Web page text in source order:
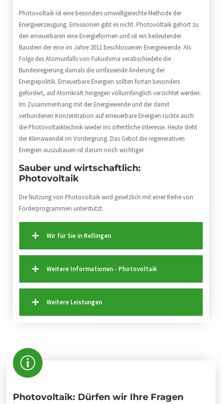
Photovoltaik ist eine besonders umweltgerechte Methode der
Energieerzeugung. Emissionen gibt es nicht. Photovoltaik gehört zu
den erneuerbaren eine Energieformen und ist ein bedeutender
Baustein der eine im Jahre 2011 beschlossenen Energiewende. Als
Folge des Atomunfalls von Fukushima verabschiedete die
Bundesregierung damals die umfassende Änderung der
Energiepolitik. Erneuerbare Energien sollten fortan besonders
gefördert, auf Atomkraft hingegen vollumfänglich verzichtet werden.
Im Zusammenhang mit der Energiewende und der damit
verbundenen Konzentration auf erneuerbare Energien rückte auch
die Photovoltaiktechnik wieder ins öffentliche Interesse. Heute steht
der Klimawandel im Vordergrung. Das Gebot die regenerativen
Energien auszubauen ist darum noch wichtiger.
Sauber und wirtschaftlich:
Photovoltaik
Die Nutzung von Photovoltaik wird gesetzlich mit einer Reihe von
Förderprogrammen unterstützt.
Wir für Sie in Rellingen
Weitere Informationen - Photovoltaik
Weitere Leistungen
Photovoltaik: Dürfen wir Ihre Fragen